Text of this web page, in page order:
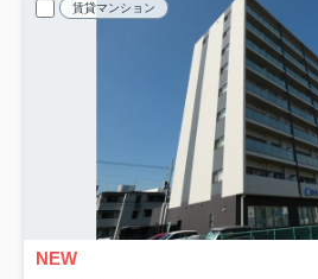
賃貸マンション
NEW